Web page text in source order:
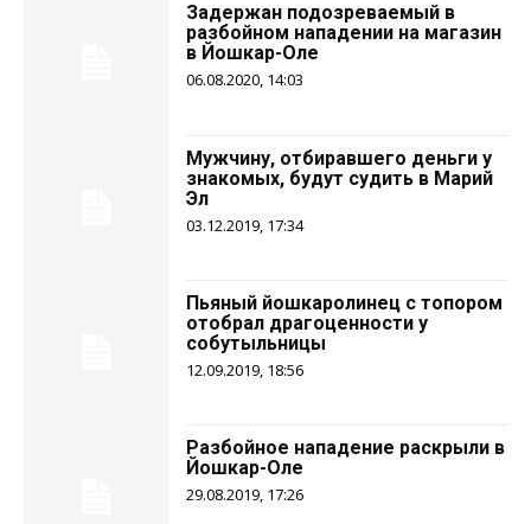
Задержан подозреваемый в
разбойном нападении на магазин
в Йошкар-Оле
06.08.2020, 14:03
Мужчину, отбиравшего деньги у
знакомых, будут судить в Марий
Эл
03.12.2019, 17:34
Пьяный йошкаролинец с топором
отобрал драгоценности у
собутыльницы
12.09.2019, 18:56
Разбойное нападение раскрыли в
Йошкар-Оле
29.08.2019, 17:26